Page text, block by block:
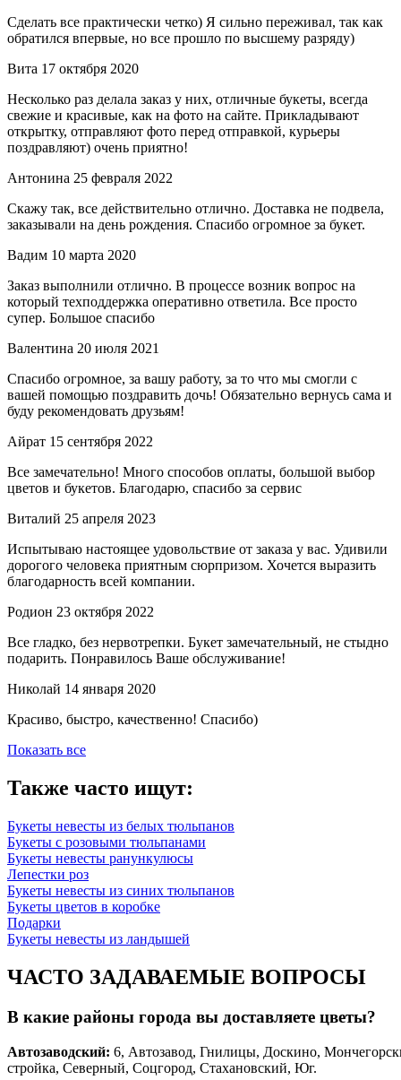
Сделать все практически четко) Я сильно переживал, так как
обратился впервые, но все прошло по высшему разряду)
Вита 17 октября 2020
Несколько раз делала заказ у них, отличные букеты, всегда
свежие и красивые, как на фото на сайте. Прикладывают
открытку, отправляют фото перед отправкой, курьеры
поздравляют) очень приятно!
Антонина 25 февраля 2022
Скажу так, все действительно отлично. Доставка не подвела,
заказывали на день рождения. Спасибо огромное за букет.
Вадим 10 марта 2020
Заказ выполнили отлично. В процессе возник вопрос на
который техподдержка оперативно ответила. Все просто
супер. Большое спасибо
Валентина 20 июля 2021
Спасибо огромное, за вашу работу, за то что мы смогли с
вашей помощью поздравить дочь! Обязательно вернусь сама и
буду рекомендовать друзьям!
Айрат 15 сентября 2022
Все замечательно! Много способов оплаты, большой выбор
цветов и букетов. Благодарю, спасибо за сервис
Виталий 25 апреля 2023
Испытываю настоящее удовольствие от заказа у вас. Удивили
дорогого человека приятным сюрпризом. Хочется выразить
благодарность всей компании.
Родион 23 октября 2022
Все гладко, без нервотрепки. Букет замечательный, не стыдно
подарить. Понравилось Ваше обслуживание!
Николай 14 января 2020
Красиво, быстро, качественно! Спасибо)
Показать все
Также часто ищут:
Букеты невесты из белых тюльпанов
Букеты с розовыми тюльпанами
Букеты невесты ранункулюсы
Лепестки роз
Букеты невесты из синих тюльпанов
Букеты цветов в коробке
Подарки
Букеты невесты из ландышей
ЧАСТО ЗАДАВАЕМЫЕ ВОПРОСЫ
В какие районы города вы доставляете цветы?
Автозаводский: 6, Автозавод, Гнилицы, Доскино,
стройка, Северный, Соцгород, Стахановский, Юг.